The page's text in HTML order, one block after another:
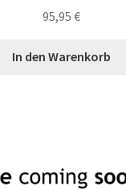
95,95 €
In den Warenkorb